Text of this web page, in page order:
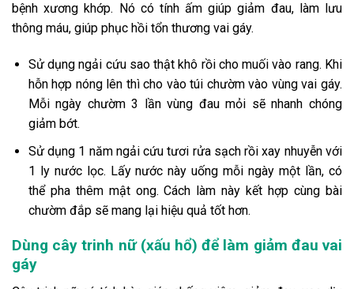
bệnh xương khớp. Nó có tính ấm giúp giảm đau, làm lưu
thông máu, giúp phục hồi tổn thương vai gáy.
Sử dụng ngải cứu sao thật khô rồi cho muối vào rang. Khi
hỗn hợp nóng lên thì cho vào túi chườm vào vùng vai gáy.
Mỗi ngày chườm 3 lần vùng đau mỏi sẽ nhanh chóng
giảm bớt.
Sử dụng 1 năm ngải cứu tươi rửa sạch rồi xay nhuyễn với
1 ly nước lọc. Lấy nước này uống mỗi ngày một lần, có
thể pha thêm mật ong. Cách làm này kết hợp cùng bài
chườm đắp sẽ mang lại hiệu quả tốt hơn.
Dùng cây trinh nữ (xấu hổ) để làm giảm đau vai
gáy